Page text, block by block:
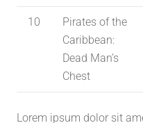
10
Pirates of the
Caribbean:
Dead Man’s
Chest
Lorem ipsum dolor sit